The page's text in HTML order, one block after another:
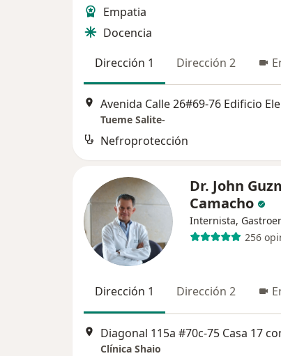
Empatia
Docencia
Dirección 1
Dirección 2
Tueme Salite-
Nefroprotección
Dr. John
Camacho
Internista,
256
Dirección 1 Dirección 2
Clínica Shaio